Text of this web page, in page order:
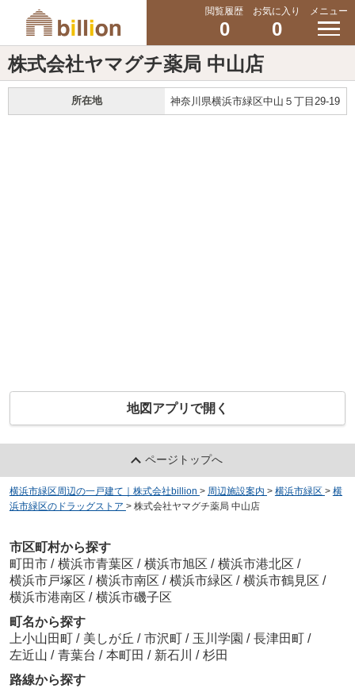
閲覧履歴
0
お気に入り
0
メニュー
株式会社ヤマグチ薬局 中山店
所在地 神奈川県横浜市緑区中山５丁目29-19
地図アプリで開く
ページトップへ
横浜市緑区周辺の一戸建て｜株式会社billion > 周辺施設案内 > 横浜市緑区 > 横
浜市緑区のドラッグストア > 株式会社ヤマグチ薬局 中山店
市区町村から探す
町田市 / 横浜市青葉区 / 横浜市旭区 / 横浜市港北区 /
横浜市戸塚区 / 横浜市南区 / 横浜市緑区 / 横浜市鶴見区 /
横浜市港南区 / 横浜市磯子区
町名から探す
上小山田町 / 美しが丘 / 市沢町 / 玉川学園 / 長津田町 /
左近山 / 青葉台 / 本町田 / 新石川 / 杉田
路線から探す